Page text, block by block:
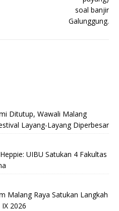
Ditutup, Wawali Malang
Layang-Layang Diperbesar
UIBU Satukan 4 Fakultas
Malang Raya Satukan Langkah
2026